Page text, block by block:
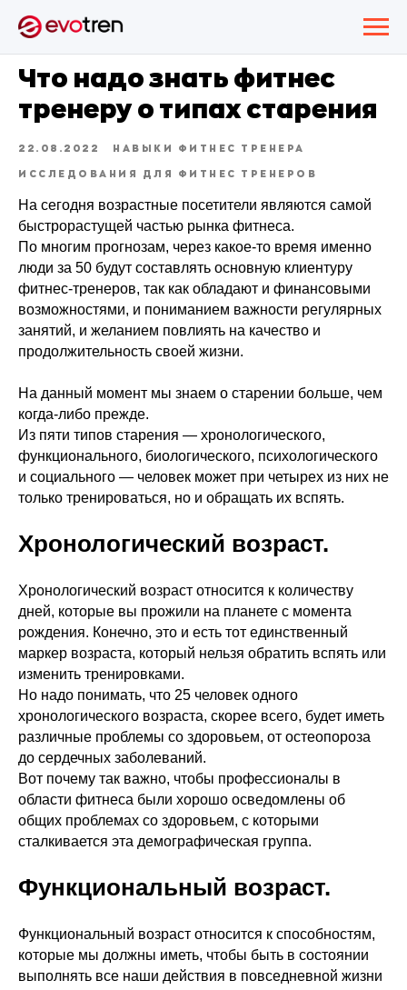
Что надо знать фитнес
тренеру о типах старения
22.08.2022 НАВЫКИ ФИТНЕС ТРЕНЕРА
ИССЛЕДОВАНИЯ ДЛЯ ФИТНЕС ТРЕНЕРОВ
На сегодня возрастные посетители являются самой
быстрорастущей частью рынка фитнеса.
По многим прогнозам, через какое-то время именно
люди за 50 будут составлять основную клиентуру
фитнес-тренеров, так как обладают и финансовыми
возможностями, и пониманием важности регулярных
занятий, и желанием повлиять на качество и
продолжительность своей жизни.
На данный момент мы знаем о старении больше, чем
когда-либо прежде.
Из пяти типов старения — хронологического,
функционального, биологического, психологического
и социального — человек может при четырех из них не
только тренироваться, но и обращать их вспять.
Хронологический возраст.
Хронологический возраст относится к количеству
дней, которые вы прожили на планете с момента
рождения. Конечно, это и есть тот единственный
маркер возраста, который нельзя обратить вспять или
изменить тренировками.
Но надо понимать, что 25 человек одного
хронологического возраста, скорее всего, будет иметь
различные проблемы со здоровьем, от остеопороза
до сердечных заболеваний.
Вот почему так важно, чтобы профессионалы в
области фитнеса были хорошо осведомлены об
общих проблемах со здоровьем, с которыми
сталкивается эта демографическая группа.
Функциональный возраст.
Функциональный возраст относится к способностям,
которые мы должны иметь, чтобы быть в состоянии
выполнять все наши действия в повседневной жизни